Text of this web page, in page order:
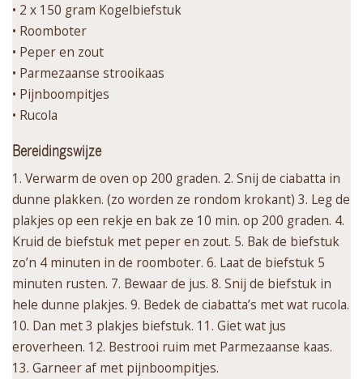
• 2 x 150 gram Kogelbiefstuk
• Roomboter
• Peper en zout
• Parmezaanse strooikaas
• Pijnboompitjes
• Rucola
Bereidingswijze
1. Verwarm de oven op 200 graden. 2. Snij de ciabatta in
dunne plakken. (zo worden ze rondom krokant) 3. Leg de
plakjes op een rekje en bak ze 10 min. op 200 graden. 4.
Kruid de biefstuk met peper en zout. 5. Bak de biefstuk
zo’n 4 minuten in de roomboter. 6. Laat de biefstuk 5
minuten rusten. 7. Bewaar de jus. 8. Snij de biefstuk in
hele dunne plakjes. 9. Bedek de ciabatta’s met wat rucola.
10. Dan met 3 plakjes biefstuk. 11. Giet wat jus
eroverheen. 12. Bestrooi ruim met Parmezaanse kaas.
13. Garneer af met pijnboompitjes.